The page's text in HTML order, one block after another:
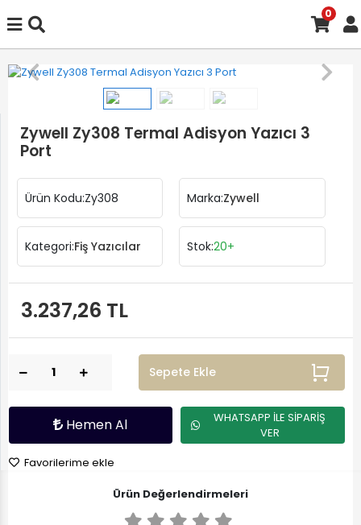
0
Zywell Zy308 Termal Adisyon Yazıcı 3
Port
Ürün Kodu:Zy308 Marka:Zywell
Kategori:Fiş Yazıcılar Stok:20+
3.237,26 TL
Sepete Ekle
Hemen Al
WHATSAPP İLE SİPARİŞ
VER
Favorilerime ekle
Ürün Değerlendirmeleri